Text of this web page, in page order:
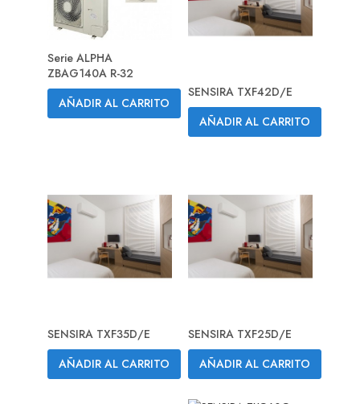
Serie ALPHA
ZBAG140A R-32
AÑADIR AL CARRITO
SENSIRA TXF42D/E
AÑADIR AL CARRITO
SENSIRA TXF35D/E
AÑADIR AL CARRITO
SENSIRA TXF25D/E
AÑADIR AL CARRITO